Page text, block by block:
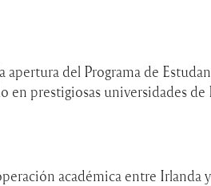
del Programa de
en prestigiosas universidades de
académica entre Irlanda